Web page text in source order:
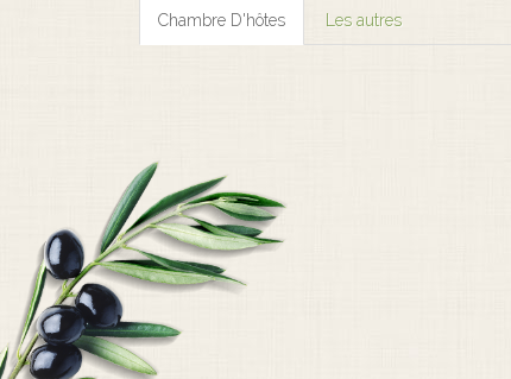
Chambre D'hôtes Les autres